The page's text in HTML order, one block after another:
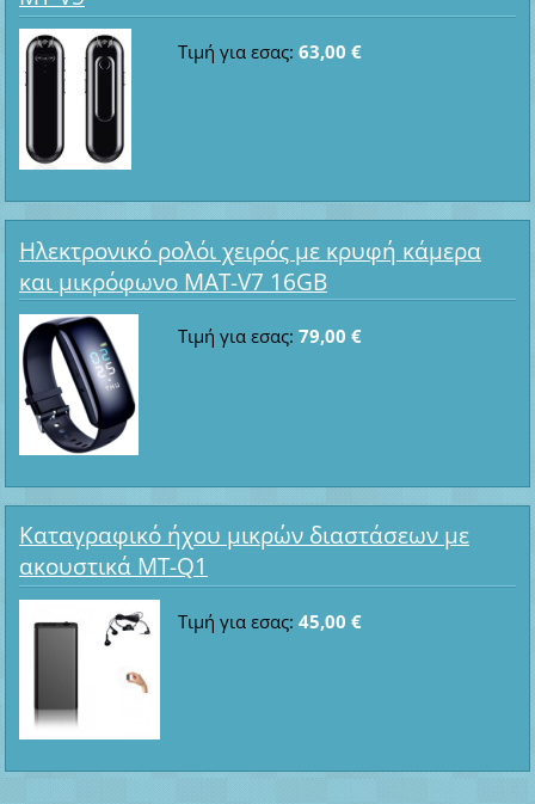
Τιμή για εσας: 63,00 €
Ηλεκτρονικό ρολόι χειρός με κρυφή κάμερα
και μικρόφωνο MAT-V7 16GB
Τιμή για εσας: 79,00 €
Καταγραφικό ήχου μικρών διαστάσεων με
ακουστικά MT-Q1
Τιμή για εσας: 45,00 €